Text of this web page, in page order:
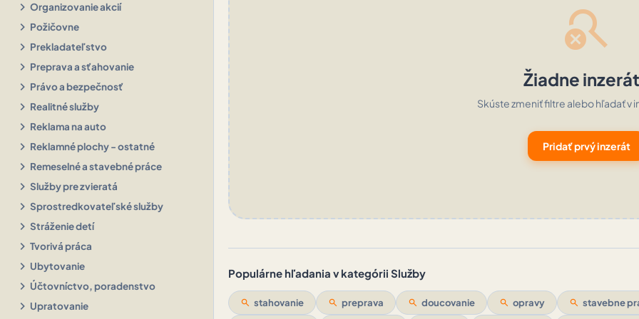
chevron_right Organizovanie akcií
chevron_right Požičovne
chevron_right Prekladateľstvo
chevron_right Preprava a sťahovanie
chevron_right Právo a bezpečnosť
chevron_right Realitné služby
chevron_right Reklama na auto
chevron_right Reklamné plochy - ostatné
chevron_right Remeselné a stavebné práce
chevron_right Služby pre zvieratá
chevron_right Sprostredkovateľské služby
chevron_right Stráženie detí
chevron_right Tvorivá práca
chevron_right Ubytovanie
chevron_right Účtovníctvo, poradenstvo
chevron_right Upratovanie
search_off
Žiadne
Skúste zmeniť filtre alebo hľadať v
Pridať prvý inzerát
Populárne hľadania v kategórii Služby
search stahovanie search preprava search doucovanie search opravy search stavebne